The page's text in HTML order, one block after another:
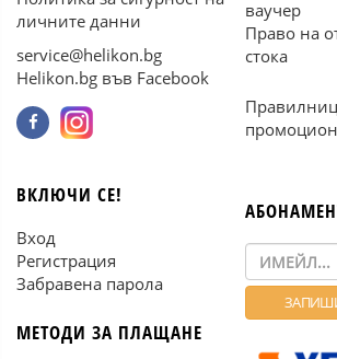
личните данни
service@helikon.bg
Helikon.bg във Facebook
ваучер
Право на
стока
ВКЛЮЧИ СЕ!
Вход
Регистрация
Забравена парола
МЕТОДИ ЗА ПЛАЩАНЕ